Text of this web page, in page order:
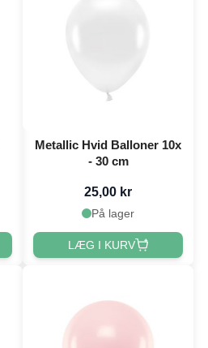
Metallic Hvid Balloner 10x
- 30 cm
25,00 kr
På lager
LÆG I KURV